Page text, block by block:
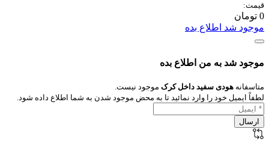
قیمت:
0 تومان
موجود شد اطلاع بده
موجود شد به من اطلاع بده
متاسفانه هودی سفید داخل کرک موجود نیست.
لطفاً ایمیل خود را وارد نمائید تا به محض موجود شدن به شما اطلاع داده شود.